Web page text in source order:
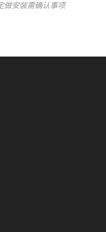
做安装需确认事项